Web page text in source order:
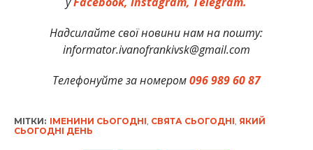
Надсилайте свої новини нам на пошту:
informator.ivanofrankivsk@gmail.com
Телефонуйте за номером096 989 60 87
МІТКИ: ІМЕНИНИ СЬОГОДНІ СВЯТА СЬОГОДНІ ЯКИЙ
СЬОГОДНІ ДЕНЬ